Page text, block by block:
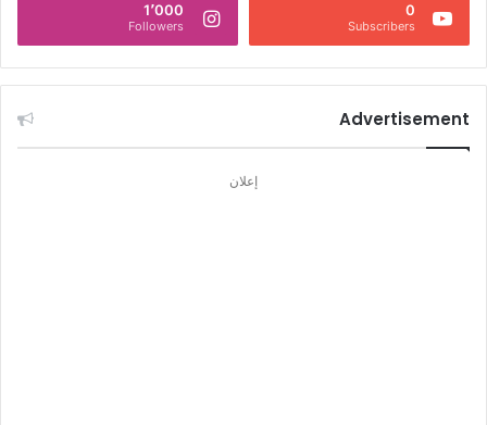
0
Subscribers
1٬000
Followers
Advertisement
إعلان